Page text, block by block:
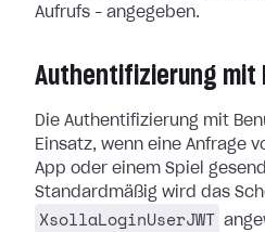
Aufrufs – angegeben.
Authentifizierung mit
Die Authentifizierung mit
Einsatz, wenn eine Anfrage
App oder einem Spiel
Standardmäßig wird das
XsollaLoginUserJWT